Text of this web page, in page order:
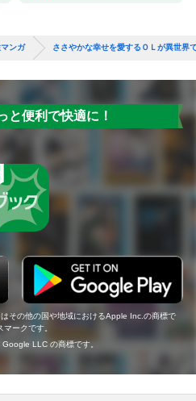
ンガ ささやかな幸せを愛するＯＬが異世界
と便利で快適に！
その他の国や地域におけるApple Inc.の商標で
ークです。
LLC の商標です。